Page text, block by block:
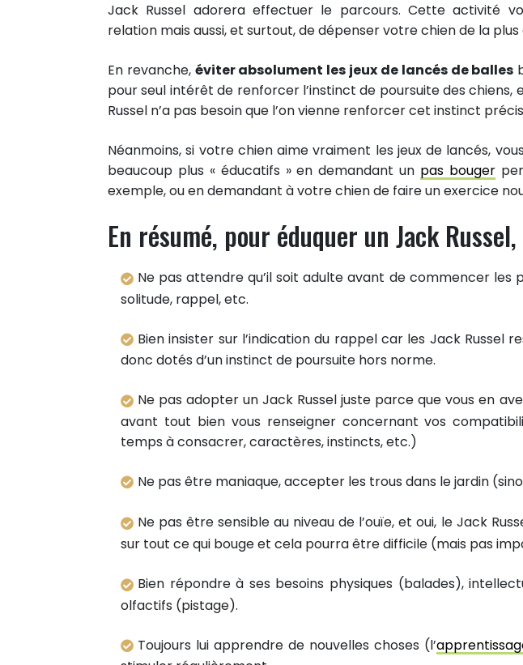
Jack Russel adorera effectuer le parcours. Cette activité
relation mais aussi, et surtout, de dépenser votre chien de la
En revanche, éviter absolument les jeux de lancés de balles
pour seul intérêt de renforcer l’instinct de poursuite des chiens,
Russel n’a pas besoin que l’on vienne renforcer cet instinct
Néanmoins, si votre chien aime vraiment les jeux de lancés,
beaucoup plus « éducatifs » en demandant un pas bouger
exemple, ou en demandant à votre chien de faire un exercice
En résumé, pour éduquer un Jack
Ne pas attendre qu’il soit adulte avant de commencer les
solitude, rappel, etc.
Bien insister sur l’indication du rappel car les Jack Russel
donc dotés d’un instinct de poursuite hors norme.
Ne pas adopter un Jack Russel juste parce que vous en
avant tout bien vous renseigner concernant vos
temps à consacrer, caractères, instincts, etc.)
Ne pas être maniaque, accepter les trous dans le jardin
Ne pas être sensible au niveau de l’ouïe, et oui, le Jack
sur tout ce qui bouge et cela pourra être difficile (mais pas
Bien répondre à ses besoins physiques (balades),
olfactifs (pistage).
Toujours lui apprendre de nouvelles choses (l’